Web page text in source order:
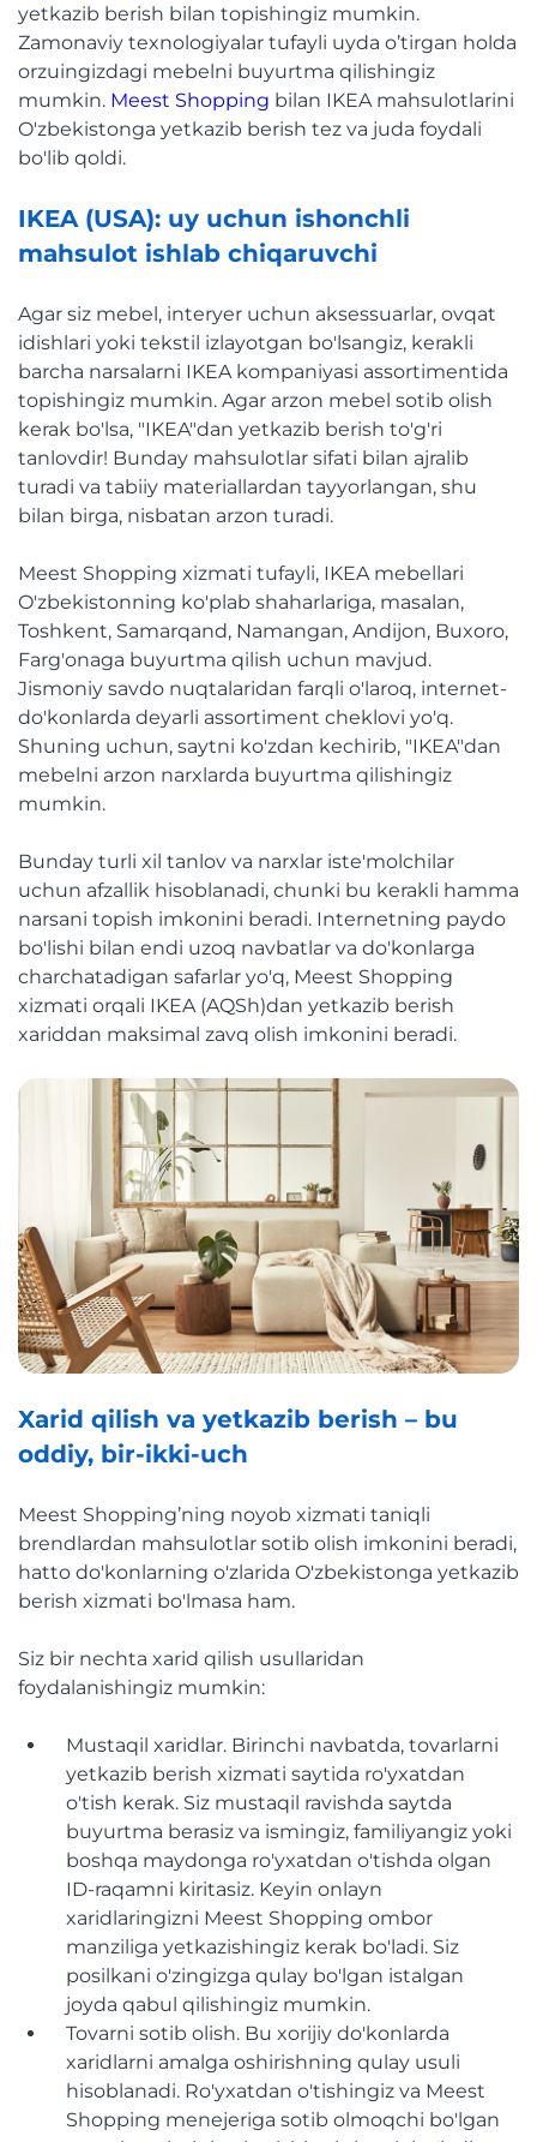
yetkazib berish bilan topishingiz mumkin.
Zamonaviy texnologiyalar tufayli uyda o’tirgan holda
orzuingizdagi mebelni buyurtma qilishingiz
mumkin. Meest Shopping bilan IKEA mahsulotlarini
O'zbekistonga yetkazib berish tez va juda foydali
bo'lib qoldi.
IKEA (USA): uy uchun ishonchli
mahsulot ishlab chiqaruvchi
Agar siz mebel, interyer uchun aksessuarlar, ovqat
idishlari yoki tekstil izlayotgan bo'lsangiz, kerakli
barcha narsalarni IKEA kompaniyasi assortimentida
topishingiz mumkin. Agar arzon mebel sotib olish
kerak bo'lsa, "IKEA"dan yetkazib berish to'g'ri
tanlovdir! Bunday mahsulotlar sifati bilan ajralib
turadi va tabiiy materiallardan tayyorlangan, shu
bilan birga, nisbatan arzon turadi.
Meest Shopping xizmati tufayli, IKEA mebellari
O'zbekistonning ko'plab shaharlariga, masalan,
Toshkent, Samarqand, Namangan, Andijon, Buxoro,
Farg'onaga buyurtma qilish uchun mavjud.
Jismoniy savdo nuqtalaridan farqli o'laroq, internet-
do'konlarda deyarli assortiment cheklovi yo'q.
Shuning uchun, saytni ko'zdan kechirib, "IKEA"dan
mebelni arzon narxlarda buyurtma qilishingiz
mumkin.
Bunday turli xil tanlov va narxlar iste'molchilar
uchun afzallik hisoblanadi, chunki bu kerakli hamma
narsani topish imkonini beradi. Internetning paydo
bo'lishi bilan endi uzoq navbatlar va do'konlarga
charchatadigan safarlar yo'q, Meest Shopping
xizmati orqali IKEA (AQSh)dan yetkazib berish
xariddan maksimal zavq olish imkonini beradi.
Xarid qilish va yetkazib berish – bu
oddiy, bir-ikki-uch
Meest Shopping’ning noyob xizmati taniqli
brendlardan mahsulotlar sotib olish imkonini beradi,
hatto do'konlarning o'zlarida O'zbekistonga yetkazib
berish xizmati bo'lmasa ham.
Siz bir nechta xarid qilish usullaridan
foydalanishingiz mumkin:
Mustaqil xaridlar. Birinchi navbatda, tovarlarni
yetkazib berish xizmati saytida ro'yxatdan
o'tish kerak. Siz mustaqil ravishda saytda
buyurtma berasiz va ismingiz, familiyangiz yoki
boshqa maydonga ro'yxatdan o'tishda olgan
ID-raqamni kiritasiz. Keyin onlayn
xaridlaringizni Meest Shopping ombor
manziliga yetkazishingiz kerak bo'ladi. Siz
posilkani o'zingizga qulay bo'lgan istalgan
joyda qabul qilishingiz mumkin.
Tovarni sotib olish. Bu xorijiy do'konlarda
xaridlarni amalga oshirishning qulay usuli
hisoblanadi. Ro'yxatdan o'tishingiz va Meest
Shopping menejeriga sotib olmoqchi bo'lgan